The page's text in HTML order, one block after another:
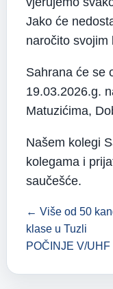
Jako će
naročito svojim
Sahrana će se
19.03.2026.g.
Matuzićima,
Našem kolegi
kolegama i
saučešće.
← Više od 50
klase u Tuzli
POČINJE V/